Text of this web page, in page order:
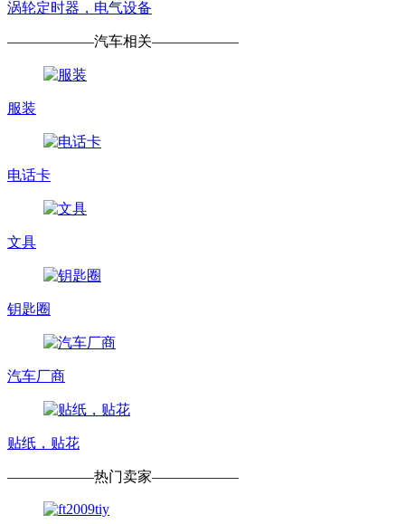
涡轮定时器，电气设备
——————汽车相关——————
服装
电话卡
文具
钥匙圈
汽车厂商
贴纸，贴花
——————热门卖家——————